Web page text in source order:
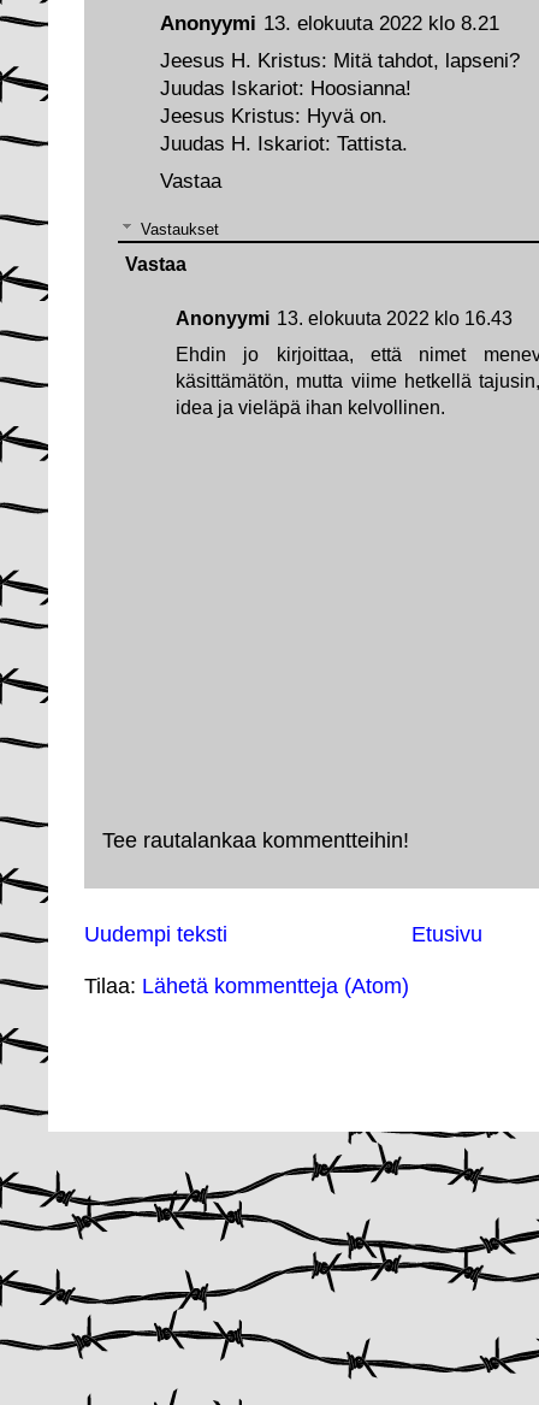
Anonyymi 13. elokuuta 2022 klo 8.21
Jeesus H. Kristus: Mitä tahdot, lapseni?
Juudas Iskariot: Hoosianna!
Jeesus Kristus: Hyvä on.
Juudas H. Iskariot: Tattista.
Vastaa
Vastaukset
Anonyymi 13. elokuuta 2022 klo 16.43
Ehdin jo kirjoittaa, että nimet
käsittämätön, mutta viime hetkellä
idea ja vieläpä ihan kelvollinen.
Vastaa
Tee rautalankaa kommentteihin!
Uudempi teksti Etusivu
Tilaa: Lähetä kommentteja (Atom)